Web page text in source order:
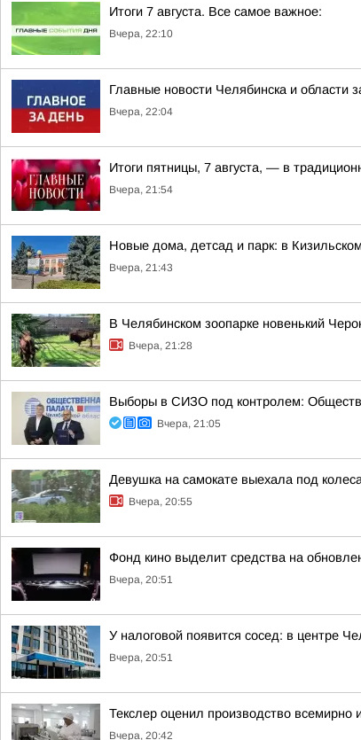
Итоги 7 августа. Все самое важное:
Вчера, 22:10
Главные новости Челябинска и области
Вчера, 22:04
Итоги пятницы, 7 августа, — в
Вчера, 21:54
Новые дома, детсад и парк: в
Вчера, 21:43
В Челябинском зоопарке новенький
Вчера, 21:28
Выборы в СИЗО под контролем:
Вчера, 21:05
Девушка на самокате выехала под
Вчера, 20:55
Фонд кино выделит средства на
Вчера, 20:51
У налоговой появится сосед: в центре
Вчера, 20:51
Текслер оценил производство всемирно
Вчера, 20:42